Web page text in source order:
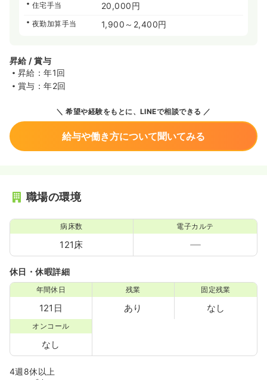
住宅手当 20,000円
夜勤加算手当 1,900～2,400円
昇給 / 賞与
昇給：年1回
賞与：年2回
希望や経験をもとに、LINEで相談できる
給与や働き方について聞いてみる
職場の環境
病床数
121床
電子カルテ
休日・休暇詳細
年間休日
121日
残業
あり
固定残業
なし
オンコール
なし
4週8休以上